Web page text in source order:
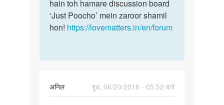
Raj
hain toh hamare discussion board
‘Just Poocho’ mein zaroor shamil
hon! https://lovematters.in/en/forum
अनिल
बुध, 06/20/2018 - 05:52 बजे